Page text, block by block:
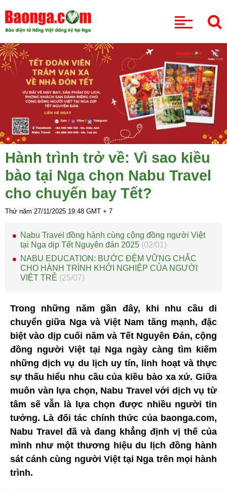
Hành trình trở về: Vì sao kiều
bào tại Nga chọn Nabu Travel
cho chuyến bay Tết?
Thứ năm 27/11/2025 19:48 GMT + 7
Nabu Travel đồng hành cùng cộng đồng người Việt
tại Nga dịp Tết Nguyên đán 2025 (02/01)
NABU EDUCATION: BƯỚC ĐỆM VỮNG CHẮC
CHO HÀNH TRÌNH KHỞI NGHIỆP CỦA NGƯỜI
VIỆT TRẺ (25/07)
Trong những năm gần đây, khi nhu cầu di
chuyển giữa Nga và Việt Nam tăng mạnh, đặc
biệt vào dịp cuối năm và Tết Nguyên Đán, cộng
đồng người Việt tại Nga ngày càng tìm kiếm
những dịch vụ du lịch uy tín, linh hoạt và thực
sự thấu hiểu nhu cầu của kiều bào xa xứ. Giữa
muôn vàn lựa chọn, Nabu Travel với dịch vụ từ
tâm sẽ vẫn là lựa chọn được nhiều người tin
tưởng. Là đối tác chính thức của baonga.com,
Nabu Travel đã và đang khẳng định vị thế của
mình như một thương hiệu du lịch đồng hành
sát cánh cùng người Việt tại Nga trên mọi hành
trình.